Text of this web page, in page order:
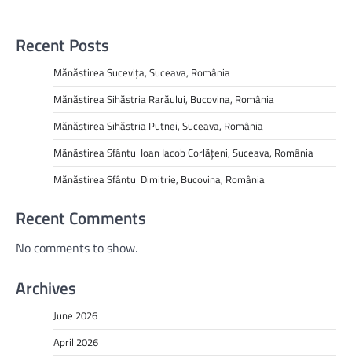
Recent Posts
Mănăstirea Sucevița, Suceava, România
Mănăstirea Sihăstria Rarăului, Bucovina, România
Mănăstirea Sihăstria Putnei, Suceava, România
Mănăstirea Sfântul Ioan Iacob Corlățeni, Suceava, România
Mănăstirea Sfântul Dimitrie, Bucovina, România
Recent Comments
No comments to show.
Archives
June 2026
April 2026